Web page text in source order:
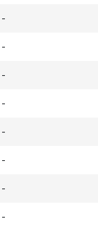
-
-
-
-
-
-
-
-